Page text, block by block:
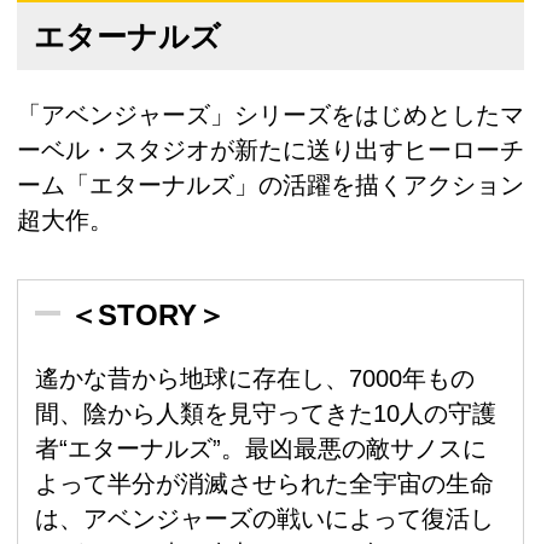
エターナルズ
「アベンジャーズ」シリーズをはじめとしたマ
ーベル・スタジオが新たに送り出すヒーローチ
ーム「エターナルズ」の活躍を描くアクション
超大作。
＜STORY＞
遙かな昔から地球に存在し、7000年もの
間、陰から人類を見守ってきた10人の守護
者“エターナルズ”。最凶最悪の敵サノスに
よって半分が消滅させられた全宇宙の生命
は、アベンジャーズの戦いによって復活し